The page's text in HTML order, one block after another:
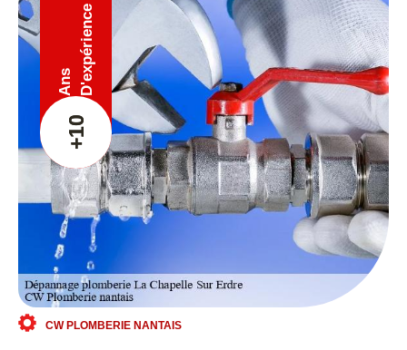
+10
Ans D'expérience
CW PLOMBERIE NANTAIS